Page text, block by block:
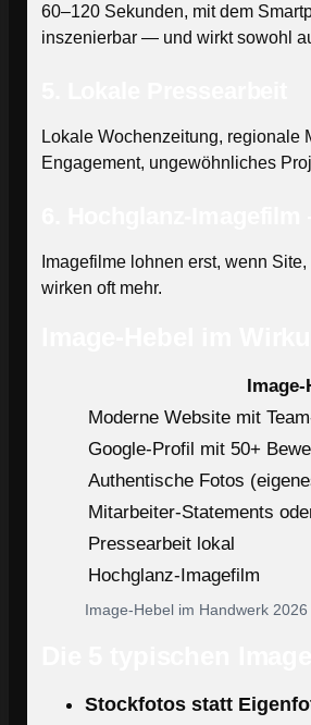
60–120 Sekunden, mit dem
inszenierbar — und wirkt sowohl
Lokale Wochenzeitung, regionale
Engagement, ungewöhnliches
Imagefilme lohnen erst, wenn
wirken oft mehr.
Image-
Moderne Website mit
Google-Profil mit 50+
Authentische Fotos
Mitarbeiter-Statements
Pressearbeit lokal
Hochglanz-Imagefilm
Image-Hebel im Handwerk
Stockfotos statt